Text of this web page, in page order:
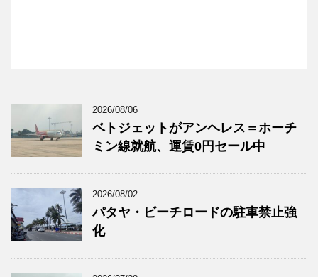
2026/08/06
ベトジェットがアンヘレス＝ホーチ
ミン線就航、運賃0円セール中
2026/08/02
パタヤ・ビーチロードの駐車禁止強
化